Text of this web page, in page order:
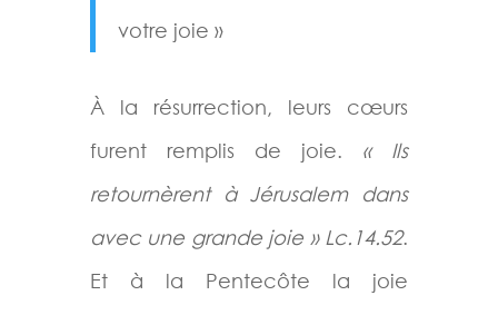
votre joie »
À la résurrection, leurs cœurs
furent remplis de joie. « Ils
retournèrent à Jérusalem dans
avec une grande joie » Lc.14.52.
Et à la Pentecôte la joie